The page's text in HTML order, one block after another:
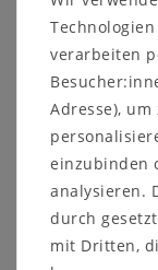
Die
einen
Kleiderhaken
Eisen.
verarbeiten
Adresse),
einzubinden
analysieren.
durch
mit Dritten,